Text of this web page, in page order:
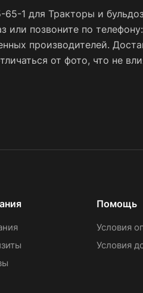
1 для Тракторы и
или позвоните по телефону:
производителей.
от фото, что не
Помощь
Условия
Условия